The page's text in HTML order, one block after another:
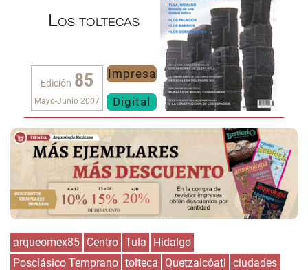
Los toltecas
Edición 85
Mayo-Junio 2007
Impresa
Digital
arqueomex85 Centro Tula
Hidalgo
Posclásico Temprano tolteca Quetzalcóatl ciudades